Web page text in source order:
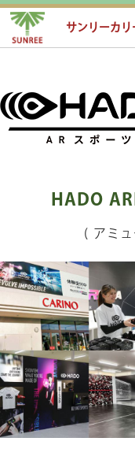
サンリーカ
HADO
( アミ